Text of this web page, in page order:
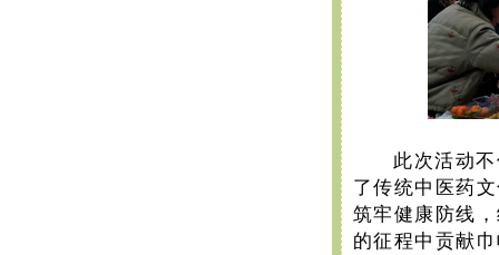
此次活动
了传统中医药
筑牢健康防线
的征程中贡献